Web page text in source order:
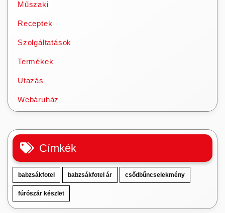
Műszaki
Receptek
Szolgáltatások
Termékek
Utazás
Webáruház
Címkék
babzsákfotel babzsákfotel ár csődbűncselekmény
fúrószár készlet